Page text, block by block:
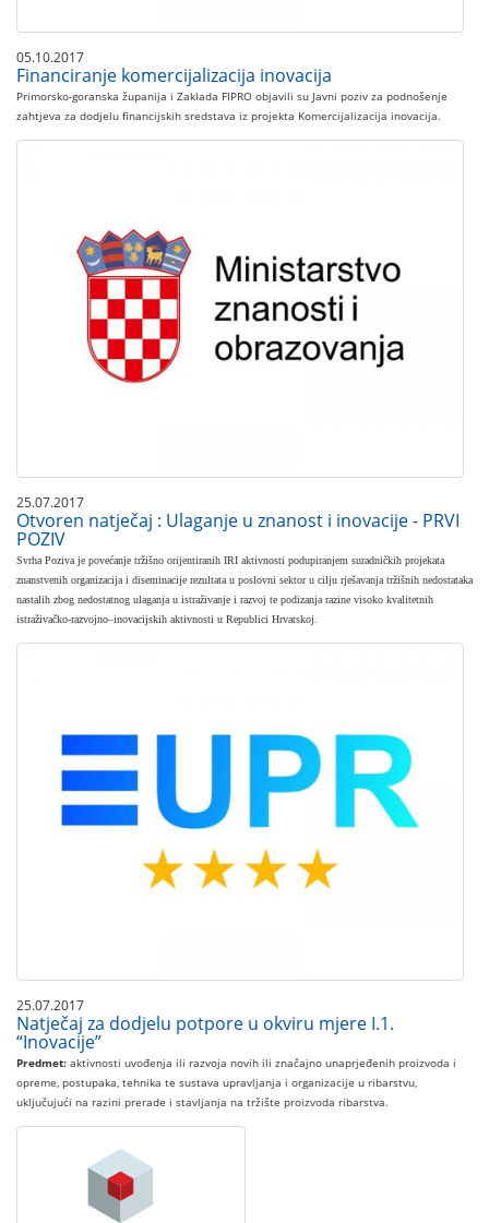
05.10.2017
Financiranje komercijalizacija inovacija
Primorsko-goranska županija i Zaklada FIPRO objavili su Javni poziv za podnošenje
zahtjeva za dodjelu financijskih sredstava iz projekta Komercijalizacija inovacija.
25.07.2017
Otvoren natječaj : Ulaganje u znanost i inovacije - PRVI
POZIV
​Svrha Poziva je povećanje tržišno orijentiranih IRI aktivnosti podupiranjem suradničkih projekata
znanstvenih organizacija i diseminacije rezultata u poslovni sektor u cilju rješavanja tržišnih nedostataka
nastalih zbog nedostatnog ulaganja u istraživanje i razvoj te podizanja razine visoko kvalitetnih
istraživačko-razvojno–inovacijskih aktivnosti u Republici Hrvatskoj.
25.07.2017
Natječaj za dodjelu potpore u okviru mjere I.1.
“Inovacije”
Predmet: aktivnosti uvođenja ili razvoja novih ili značajno unaprjeđenih proizvoda i
opreme, postupaka, tehnika te sustava upravljanja i organizacije u ribarstvu,
uključujući na razini prerade i stavljanja na tržište proizvoda ribarstva.